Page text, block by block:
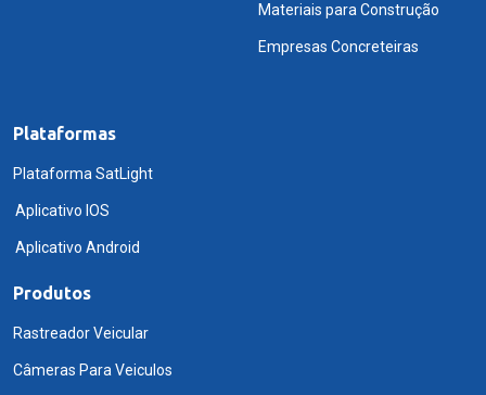
Materiais para Construção
Empresas Concreteiras
Plataformas
Plataforma SatLight
Aplicativo IOS
Aplicativo Android
Produtos
Rastreador Veicular
Câmeras Para Veiculos